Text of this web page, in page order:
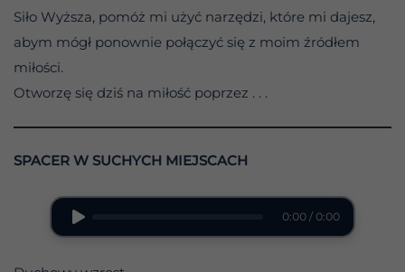
Siło Wyższa, pomóż mi użyć narzędzi, które mi dajesz,
abym mógł ponownie połączyć się z moim źródłem
miłości.
Otworzę się dziś na miłość poprzez . . .
SPACER W SUCHYCH MIEJSCACH
0:00 / 0:00